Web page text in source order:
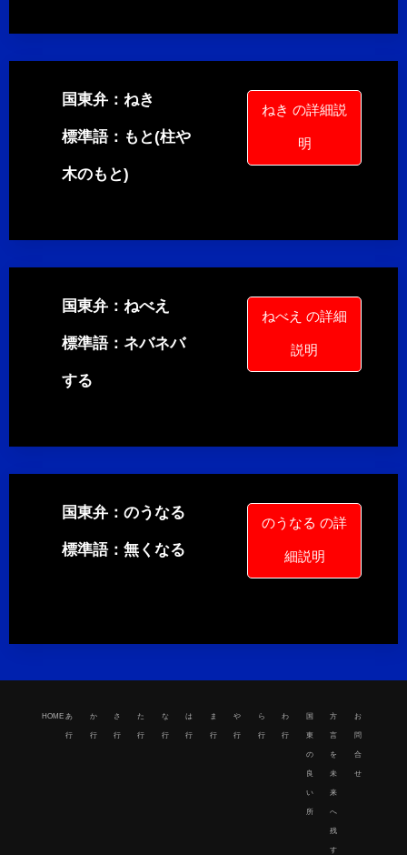
国東弁：ねき
標準語：もと(柱や
木のもと)
ねき の詳細説
明
国東弁：ねべえ
標準語：ネバネバ
する
ねべえ の詳細
説明
国東弁：のうなる
標準語：無くなる
のうなる の詳
細説明
あ行
HOME あ
行
か
行
さ
行
た
行
な
行
は
行
ま
行
や
行
ら
行
わ
行
国
東
の
良
い
所
方
言
を
未
来
へ
残
す
お
問
合
せ